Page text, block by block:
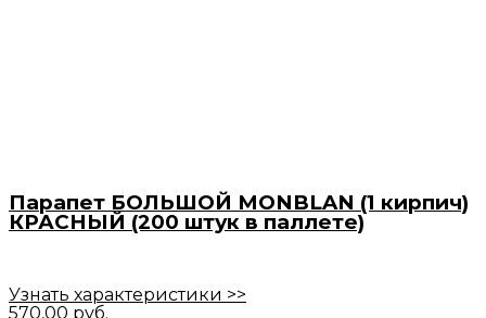
Парапет БОЛЬШОЙ MONBLAN (1 кирпич)
КРАСНЫЙ (200 штук в паллете)
Узнать характеристики >>
570,00 руб.